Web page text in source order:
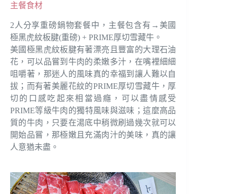
主餐食材
2人分享重磅鍋物套餐中，主餐包含有→美國
極黑虎紋板腱(重磅) + PRIME厚切雪藏牛。
美國極黑虎紋板腱有著漂亮且豐富的大理石油
花，可以品嘗到牛肉的柔嫩多汁，在嘴裡細細
咀嚼著，那迷人的風味真的幸福到讓人難以自
拔；而有著美麗花紋的PRIME厚切雪藏牛，厚
切的口感吃起來相當過癮，可以盡情感受
PRIME等級牛肉的獨特風味與滋味；這麼高品
質的牛肉，只要在湯底中稍微刷過幾次就可以
開始品嘗，那極嫩且充滿肉汁的美味，真的讓
人意猶未盡。